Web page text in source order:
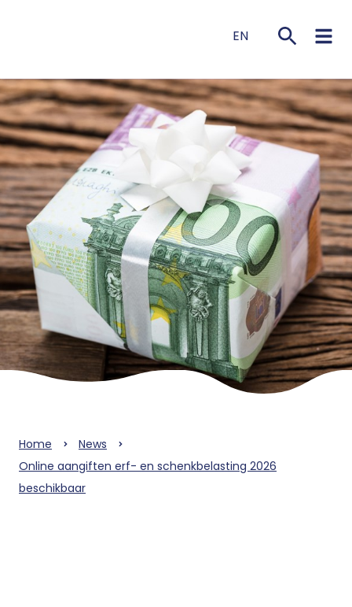
EN
Home
News
Online aangiften erf- en schenkbelasting 2026
beschikbaar